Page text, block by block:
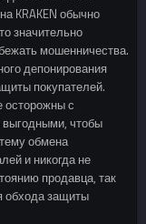
KRAKEN обычно
значительно
мошенничества.
депонирования
покупателей.
осторожны с
чтобы
обмена
и никогда не
продавца, так
обхода защиты